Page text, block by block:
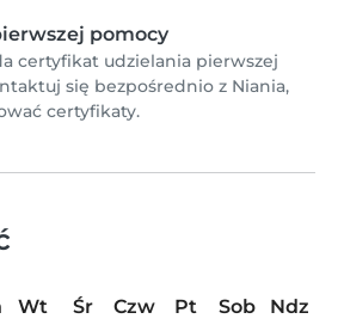
pomocy
certyfikat udzielania pierwszej
się bezpośrednio z Niania,
certyfikaty.
Wt Śr Czw Pt Sob
Ndz